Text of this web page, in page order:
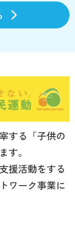
する「子供の
す。
援活動をする
ワーク事業に